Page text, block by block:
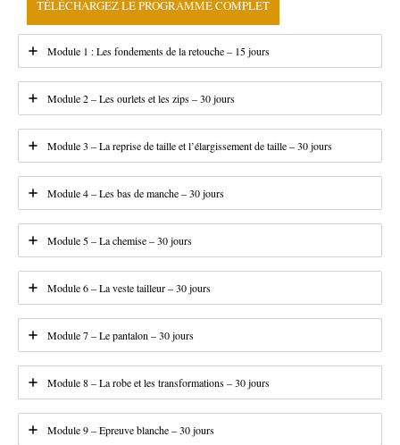
TÉLÉCHARGEZ LE PROGRAMME COMPLET
Module 1 : Les fondements de la retouche – 15 jours
Module 2 – Les ourlets et les zips – 30 jours
Module 3 – La reprise de taille et l’élargissement de taille – 30 jours
Module 4 – Les bas de manche – 30 jours
Module 5 – La chemise – 30 jours
Module 6 – La veste tailleur – 30 jours
Module 7 – Le pantalon – 30 jours
Module 8 – La robe et les transformations – 30 jours
Module 9 – Epreuve blanche – 30 jours